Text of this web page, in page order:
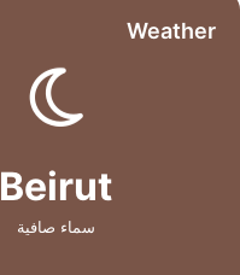
Weather
Beirut
سماء صافية